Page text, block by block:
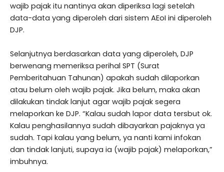
wajib pajak itu nantinya akan diperiksa lagi setelah
data-data yang diperoleh dari sistem AEoI ini diperoleh
DJP.
Selanjutnya berdasarkan data yang diperoleh, DJP
berwenang memeriksa perihal SPT (Surat
Pemberitahuan Tahunan) apakah sudah dilaporkan
atau belum oleh wajib pajak. Jika belum, maka akan
dilakukan tindak lanjut agar wajib pajak segera
melaporkan ke DJP. “Kalau sudah lapor data tersbut ok.
Kalau penghasilannya sudah dibayarkan pajaknya ya
sudah. Tapi kalau yang belum, ya nanti kami infokan
dan tindak lanjuti, supaya ia (wajib pajak) melaporkan,”
imbuhnya.